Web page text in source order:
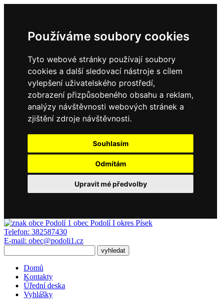
Používáme soubory cookies
Tyto webové stránky používají soubory
cookies a další sledovací nástroje s cílem
vylepšení uživatelského prostředí,
zobrazení přizpůsobeného obsahu a reklam,
analýzy návštěvnosti webových stránek a
zjištění zdroje návštěvnosti.
Souhlasím
Odmítám
Upravit mé předvolby
obec Podolí I okres Písek
Telefon: 382587430
E-mail: obec@podoli1.cz
Domů
Kontakty
Úřední deska
Vyhlášky